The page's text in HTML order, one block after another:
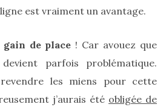
est vraiment un avantage.
de place ! Car avouez que
parfois problématique.
revendre les miens pour cette
j’aurais été obligée de